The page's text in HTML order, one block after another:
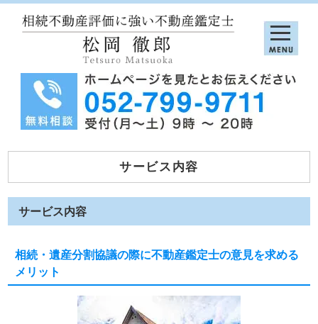
サービス内容
サービス内容
相続・遺産分割協議の際に不動産鑑定士の意見を求める
メリット